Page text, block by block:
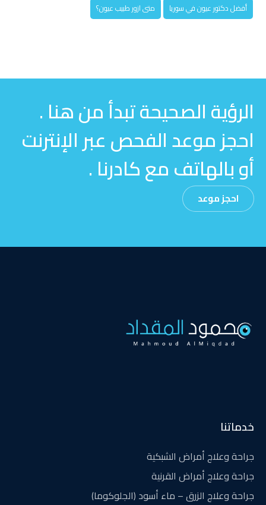
أفضل دكتور عيون في سوريا
متى ازور طبيب عيون؟
الرؤية الصحيحة تبدأ من هنا .
احجز موعد الفحص عبر الإنترنت
أو بالهاتف مع كادرنا .
احجز موعد
خدماتنا
جراحة وعلاج أمراض الشبكية
جراحة وعلاج أمراض القرنية
جراحة وعلاج الزرق – ماء أسود (الجلوكوما)